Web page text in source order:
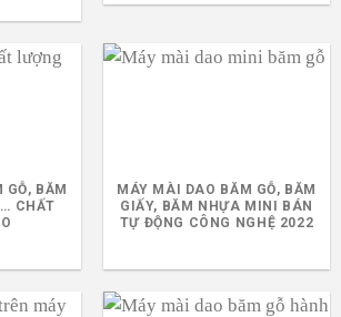
GỖ, BĂM
CHẤT
MÁY MÀI DAO BĂM GỖ, BĂM
GIẤY, BĂM NHỰA MINI BÁN
TỰ ĐỘNG CÔNG NGHỆ 2022